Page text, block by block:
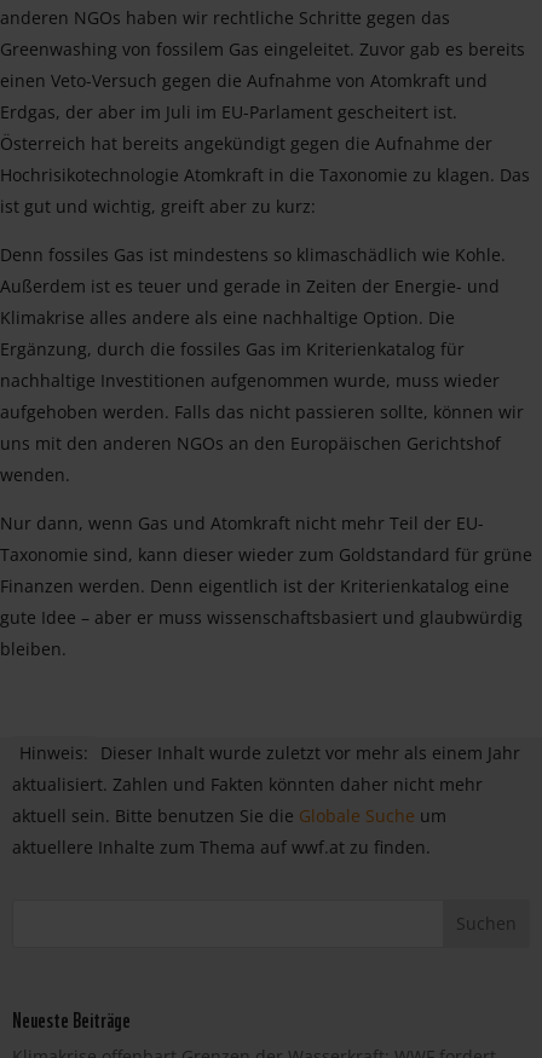
anderen NGOs haben wir rechtliche Schritte gegen das
Greenwashing von fossilem Gas eingeleitet. Zuvor gab es bereits
einen Veto-Versuch gegen die Aufnahme von Atomkraft und
Erdgas, der aber im Juli im EU-Parlament gescheitert ist.
Österreich hat bereits angekündigt gegen die Aufnahme der
Hochrisikotechnologie Atomkraft in die Taxonomie zu klagen. Das
ist gut und wichtig, greift aber zu kurz:
Denn fossiles Gas ist mindestens so klimaschädlich wie Kohle.
Außerdem ist es teuer und gerade in Zeiten der Energie- und
Klimakrise alles andere als eine nachhaltige Option. Die
Ergänzung, durch die fossiles Gas im Kriterienkatalog für
nachhaltige Investitionen aufgenommen wurde, muss wieder
aufgehoben werden. Falls das nicht passieren sollte, können wir
uns mit den anderen NGOs an den Europäischen Gerichtshof
wenden.
Nur dann, wenn Gas und Atomkraft nicht mehr Teil der EU-
Taxonomie sind, kann dieser wieder zum Goldstandard für grüne
Finanzen werden. Denn eigentlich ist der Kriterienkatalog eine
gute Idee – aber er muss wissenschaftsbasiert und glaubwürdig
bleiben.
Hinweis:
Dieser Inhalt wurde zuletzt vor mehr als einem Jahr
aktualisiert. Zahlen und Fakten könnten daher nicht mehr
aktuell sein. Bitte benutzen Sie die Globale Suche um
aktuellere Inhalte zum Thema auf wwf.at zu finden.
Neueste Beiträge